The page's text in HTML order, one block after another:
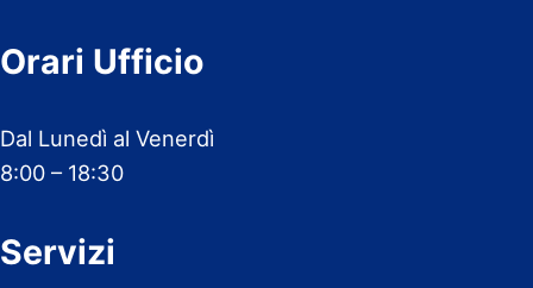
Orari Ufficio
Dal Lunedì al Venerdì
8:00 – 18:30
Servizi